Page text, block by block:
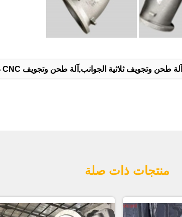
آلة طحن وتجويف ثلاثية الجوانب,آلة طحن وتجويف CNC دقيقة
منتجات ذات صلة